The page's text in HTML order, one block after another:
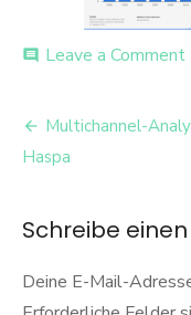
comment Leave a Commenton
Beitrags-
Navigation
Multichannel-
Haspa
Schreibe
Deine E-Mail-